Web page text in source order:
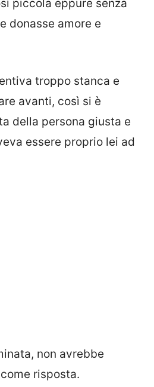
piccola eppure senza
donasse amore e
troppo stanca e
avanti, così si è
della persona giusta e
essere proprio lei ad
non avrebbe
risposta.